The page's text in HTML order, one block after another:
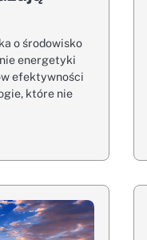
o środowisko
energetyki
efektywności
które nie